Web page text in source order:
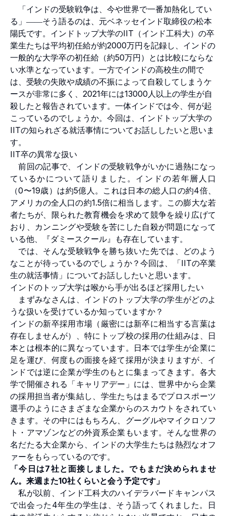
「インドの受験戦争は、今や世界で一番加熱化してい
る」――そう語るのは、元ベネッセインド取締役の松本
陽氏です。インドトップ大学のIIT（インド工科大）の卒
業生たちは平均初任給が約2000万円を記録し、インドの
一般的な大学卒の初任給（約50万円）とは比較にならな
い水準となっています。一方でインドの高校生の間で
は、受験の失敗や成績の不振によって自殺してしまうケ
ースが非常に多く、2021年には13000人以上の学生が自
殺したと報告されています。一体インドでは今、何が起
こっているのでしょうか。今回は、インドトップ大学の
IITの知られざる就活事情についてお話ししたいと思いま
す。
IIT卒の異常な扱い
前回の記事で、インドの受験戦争がいかに過熱になっ
ているかについて語りました。インドの若年層人口
（0〜19歳）は約5億人。これは日本の総人口の約4倍、
アメリカの全人口の約1.5倍に相当します。この膨大な若
者たちが、限られた教育機会を求めて競争を繰り広げて
おり、カンニングや受験を苦にした自殺が問題になって
いる他、『ダミースクール』も存在しています。
では、そんな受験戦争を勝ち抜いた先では、どのよう
なことが待っているのでしょうか？今回は、「IITの卒業
生の就活事情」についてお話ししたいと思います。
インドのトップ大学は喉から手が出るほど採用したい
まずみなさんは、インドのトップ大学の学生がどのよ
うな扱いを受けているか知っていますか？
インドの新卒採用市場（厳密には新卒に相当する言葉は
存在しませんが）、特にトップ校の採用の仕組みは、日
本とは根本的に異なっています。日本では学生が企業に
足を運び、何度もの面接を経て採用が決まりますが、イ
ンドでは逆に企業が学生のもとに集まってきます。各大
学で開催される「キャリアデー」には、世界中から企業
の採用担当者が集結し、学生たちはまるでプロスポーツ
選手のようにさまざまな企業からのスカウトをされてい
きます。その中にはもちろん、グーグルやマイクロソフ
ト・アマゾンなどの外資系企業もいます。そんな世界の
名だたる大企業から、インドの大学生たちは熱烈なオフ
ァーをもらっているのです。
「今日は7社と面接しました。でもまだ決められませ
ん。来週また10社くらいと会う予定です」
私が以前、インド工科大のハイデラバードキャンパス
で出会った4年生の学生は、そう語ってくれました。日